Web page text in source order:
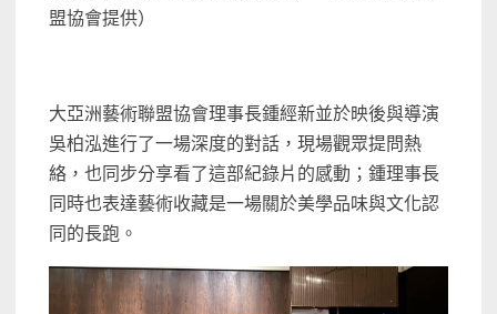
盟協會提供）
大亞洲藝術聯盟協會理事長鍾經新並於映後與導演
吳柏泓進行了一場深度的對話，現場觀眾提問熱
絡，也同步分享看了這部紀錄片的感動；鍾理事長
同時也表達藝術收藏是一場關於美學品味與文化認
同的長跑。